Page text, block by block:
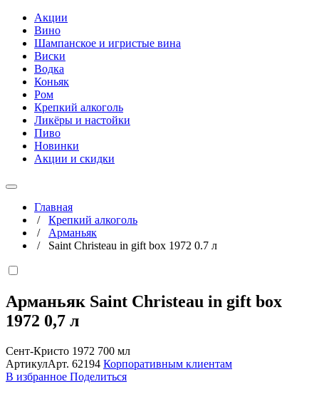
Акции
Вино
Шампанское и игристые вина
Виски
Водка
Коньяк
Ром
Крепкий алкоголь
Ликёры и настойки
Пиво
Новинки
Акции и скидки
Главная
/ Крепкий алкоголь
/ Арманьяк
/ Saint Christeau in gift box 1972 0.7 л
Арманьяк Saint Christeau in gift box
1972 0,7 л
Сент-Кристо 1972 700 мл
АртикулАрт. 62194 Корпоративным клиентам
В избранное Поделиться